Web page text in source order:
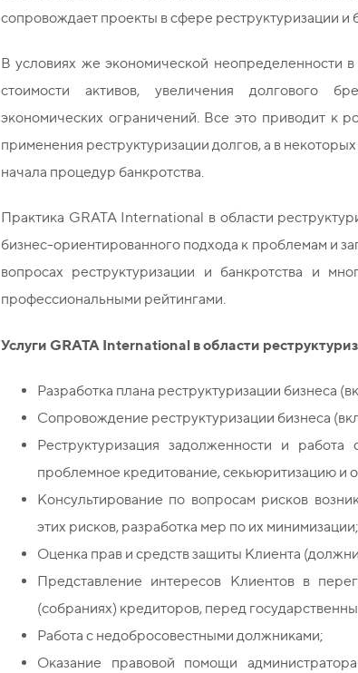
сопровождает проекты в сфере реструктуризации и
В условиях же экономической неопределенности
стоимости активов, увеличения долгового
экономических ограничений. Все это приводит к
применения реструктуризации долгов, а в
начала процедур банкротства.
Практика GRATA International в области
бизнес-ориентированного подхода к проблемам и
вопросах реструктуризации и банкротства и
профессиональными рейтингами.
Услуги GRATA International в области
Разработка плана реструктуризации бизнеса
Сопровождение реструктуризации бизнеса
Реструктуризация задолженности и
проблемное кредитование, секьюритизацию и
Консультирование по вопросам рисков
этих рисков, разработка мер по их минимизации;
Оценка прав и средств защиты Клиента
Представление интересов Клиентов в
(собраниях) кредиторов, перед
Работа с недобросовестными должниками;
Оказание правовой помощи